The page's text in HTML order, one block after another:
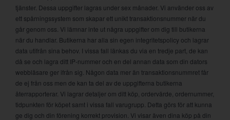
tjänster. Dessa uppgifter lagras under sex månader. Vi använder oss av
ett spårningssystem som skapar ett unikt transaktionsnummer när du
går genom oss. Vi lämnar inte ut några uppgifter om dig till butikerna
när du handlar. Butikerna har alla sin egen integritetspolicy och lagrar
data utifrån sina behov. I vissa fall länkas du via en tredje part, de kan
då se och lagra ditt IP-nummer och en del annan data som din dators
webbläsare ger ifrån sig. Någon data mer än transaktionsnummret får
de ej från oss men de kan ta del av de uppgifterna butikerna
återrapporterar. Vi lagrar detaljer om ditt köp, ordervärde, ordernummer,
tidpunkten för köpet samt i vissa fall varugrupp. Detta görs för att kunna
ge dig och din förening korrekt provision. Vi visar även dina köp på din